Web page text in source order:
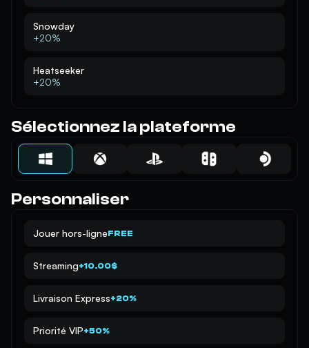
Snowday
+20%
Heatseeker
+20%
Sélectionnez la plateforme
Personnaliser
Jouer hors-ligneFREE
Streaming+10.00$
Livraison Express+20%
Priorité VIP+50%